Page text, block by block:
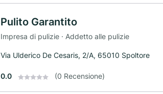
Pulito Garantito
Impresa di pulizie · Addetto alle pulizie
Via Ulderico De Cesaris, 2/A, 65010 Spoltore
0.0 (0 Recensione)